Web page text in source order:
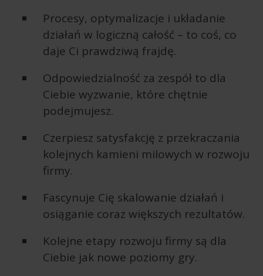
Procesy, optymalizacje i układanie
działań w logiczną całość – to coś, co
daje Ci prawdziwą frajdę.
Odpowiedzialność za zespół to dla
Ciebie wyzwanie, które chętnie
podejmujesz.
Czerpiesz satysfakcję z przekraczania
kolejnych kamieni milowych w rozwoju
firmy.
Fascynuje Cię skalowanie działań i
osiąganie coraz większych rezultatów.
Kolejne etapy rozwoju firmy są dla
Ciebie jak nowe poziomy gry.